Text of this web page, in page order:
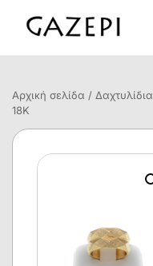
Αρχική σελίδα / Δαχτυλίδια
18Κ